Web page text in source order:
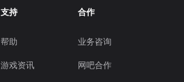
支持
帮助
游戏资讯
合作
业务咨询
网吧合作